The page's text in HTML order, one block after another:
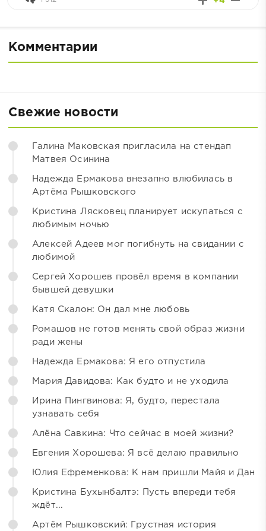
Комментарии
Свежие новости
Галина Маковская пригласила на стендап
Матвея Осинина
Надежда Ермакова внезапно влюбилась в
Артёма Рышковского
Кристина Лясковец планирует искупаться с
любимым ночью
Алексей Адеев мог погибнуть на свидании с
любимой
Сергей Хорошев провёл время в компании
бывшей девушки
Катя Скалон: Он дал мне любовь
Ромашов не готов менять свой образ жизни
ради жены
Надежда Ермакова: Я его отпустила
Мария Давидова: Как будто и не уходила
Ирина Пингвинова: Я, будто, перестала
узнавать себя
Алёна Савкина: Что сейчас в моей жизни?
Евгения Хорошева: Я всё делаю правильно
Юлия Ефременкова: К нам пришли Майя и Дан
Кристина Бухынбалтэ: Пусть впереди тебя
ждёт...
Артём Рышковский: Грустная история